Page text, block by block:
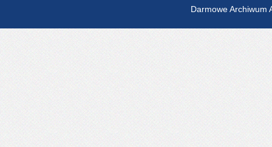
Darmowe Archiwum